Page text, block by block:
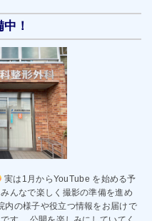
！
実は1月からYouTube を始める予
んなで楽しく撮影の準備を進め
内の様子や役立つ情報をお届けで